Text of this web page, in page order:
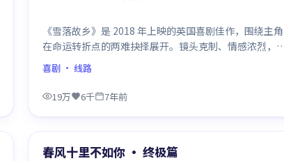
《雪落故乡》是 2018 年上映的英国喜剧佳作，围绕主角
在命运转折点的两难抉择展开。镜头克制、情感浓烈，
笔层层铺陈，结尾出人意料，是同类题材中口碑回潮的一
部。
喜剧 · 线路
19万 6千 7年前
精选
春风十里不如你 · 终极篇